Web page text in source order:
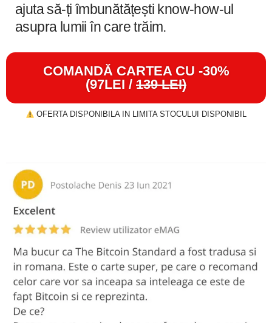
ajuta să-ți îmbunătățești know-how-ul
asupra lumii în care trăim.
COMANDĂ CARTEA CU -30%
(97LEI / 139 LEI)
OFERTA DISPONIBILA IN LIMITA STOCULUI DISPONIBIL